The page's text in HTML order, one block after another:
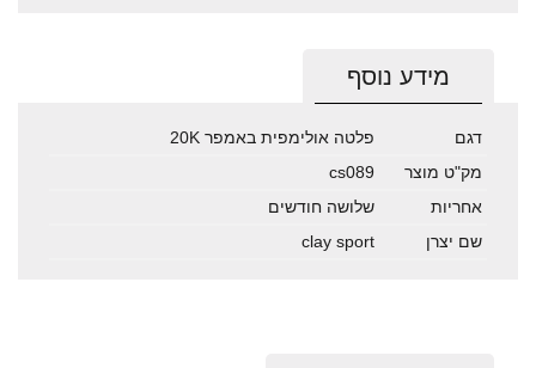
מידע נוסף
דגם
פלטה אולימפית באמפר 20K
מק"ט מוצר
cs089
אחריות
שלושה חודשים
שם יצרן
clay sport